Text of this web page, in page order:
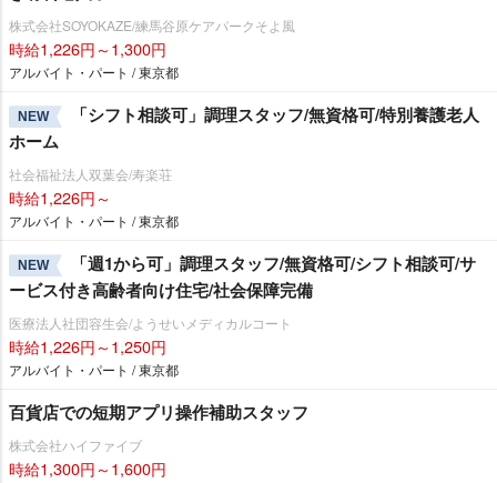
株式会社SOYOKAZE/練馬谷原ケアパークそよ風
時給1,226円～1,300円
アルバイト・パート / 東京都
NEW
「シフト相談可」調理スタッフ/無資格可/特別養護老人
ホーム
社会福祉法人双葉会/寿楽荘
時給1,226円～
アルバイト・パート / 東京都
NEW
「週1から可」調理スタッフ/無資格可/シフト相談可/サ
ービス付き高齢者向け住宅/社会保障完備
医療法人社団容生会/ようせいメディカルコート
時給1,226円～1,250円
アルバイト・パート / 東京都
百貨店での短期アプリ操作補助スタッフ
株式会社ハイファイブ
時給1,300円～1,600円